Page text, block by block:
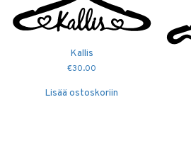
Kallis
€30.00
Lisää ostoskoriin